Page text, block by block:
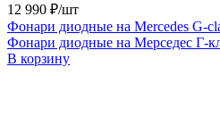
12 990 ₽/шт
Фонари диодные на Mercedes G-
Фонари диодные на Мерседес Г-
В корзину